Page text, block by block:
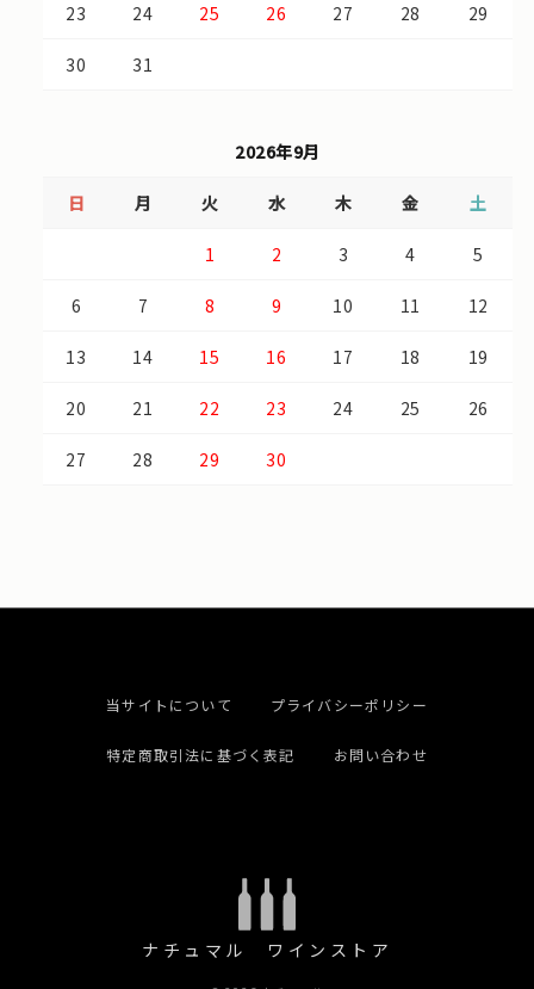
23 24 25 26 27 28 29
30 31
2026年9月
日 月 火 水 木 金 土
1 2 3 4 5
6 7 8 9 10 11 12
13 14 15 16 17 18 19
20 21 22 23 24 25 26
27 28 29 30
当サイトについて プライバシーポリシー
特定商取引法に基づく表記 お問い合わせ
ナチュマル ワインストア